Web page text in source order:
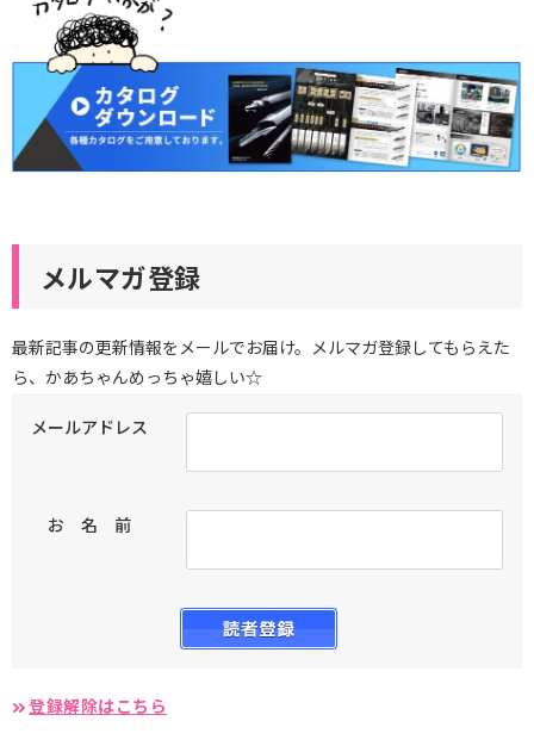
メルマガ登録
最新記事の更新情報をメールでお届け。メルマガ登録してもらえた
ら、かあちゃんめっちゃ嬉しい☆
メールアドレス
お 名 前
登録解除はこちら